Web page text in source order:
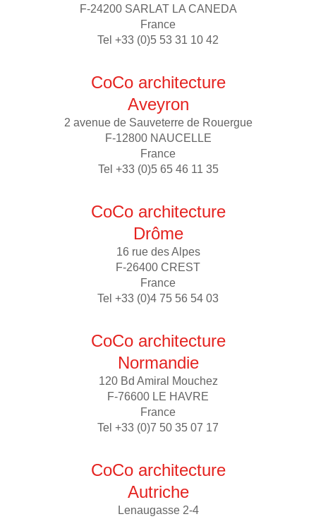
F-24200 SARLAT LA CANEDA
France
Tel +33 (0)5 53 31 10 42
CoCo architecture
Aveyron
2 avenue de Sauveterre de Rouergue
F-12800 NAUCELLE
France
Tel +33 (0)5 65 46 11 35
CoCo architecture
Drôme
16 rue des Alpes
F-26400 CREST
France
Tel +33 (0)4 75 56 54 03
CoCo architecture
Normandie
120 Bd Amiral Mouchez
F-76600 LE HAVRE
France
Tel +33 (0)7 50 35 07 17
CoCo architecture
Autriche
Lenaugasse 2-4